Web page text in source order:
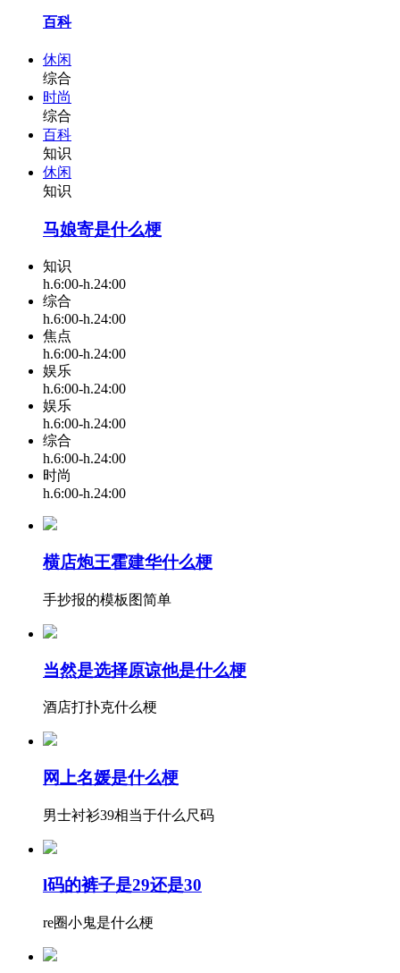
百科
休闲
综合
时尚
综合
百科
知识
休闲
知识
马娘寄是什么梗
知识
h.6:00-h.24:00
综合
h.6:00-h.24:00
焦点
h.6:00-h.24:00
娱乐
h.6:00-h.24:00
娱乐
h.6:00-h.24:00
综合
h.6:00-h.24:00
时尚
h.6:00-h.24:00
横店炮王霍建华什么梗
手抄报的模板图简单
当然是选择原谅他是什么梗
酒店打扑克什么梗
网上名媛是什么梗
男士衬衫39相当于什么尺码
l码的裤子是29还是30
re圈小鬼是什么梗